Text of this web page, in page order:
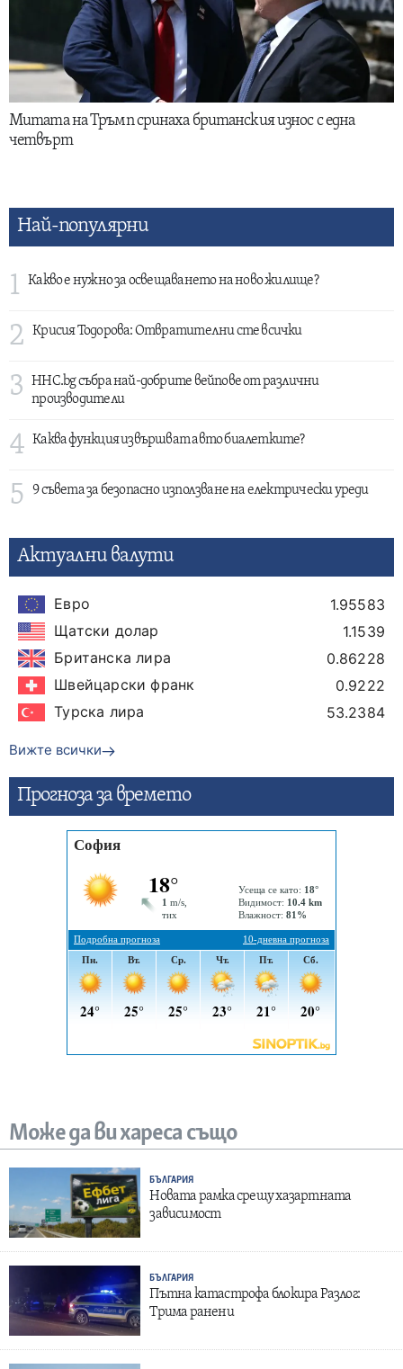
Митата на Тръмп сринаха британския износ с една
четвърт
Най-популярни
1 Какво е нужно за освещаването на ново жилище?
2 Крисия Тодорова: Отвратителни сте всички
3
HHC.bg събра най-добрите вейпове от различни
производители
4 Каква функция извършват авто биалетките?
5 9 съвета за безопасно използване на електрически уреди
Актуални валути
Евро
1.95583
Щатски долар
1.1539
Британска лира
0.86228
Швейцарски франк
0.9222
Турска лира
53.2384
Вижте всички
Прогнозa за времето
Може да ви хареса също
БЪЛГАРИЯ
Новата рамка срещу хазартната
зависимост
БЪЛГАРИЯ
Пътна катастрофа блокира Разлог:
Трима ранени